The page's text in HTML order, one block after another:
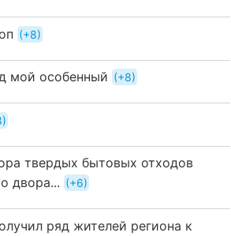
+8
мой особенный +8
твердых бытовых отходов
двора...
+6
ряд жителей региона к